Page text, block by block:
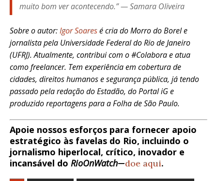
muito bom ver acontecendo.” — Samara Oliveira
Sobre o autor:Igor Soaresé cria do Morro do Borel e
jornalista pela Universidade Federal do Rio de Janeiro
(UFRJ). Atualmente, contribui com o #Colabora e atua
como freelancer. Tem experiência em cobertura de
cidades, direitos humanos e segurança pública, já tendo
passado pela redação do Estadão, do Portal iG e
produzido reportagens para a Folha de São Paulo.
Apoie nossos esforços para fornecer apoio
estratégico às favelas do Rio, incluindo o
jornalismo hiperlocal, crítico, inovador e
incansável do RioOnWatch—doe aqui.